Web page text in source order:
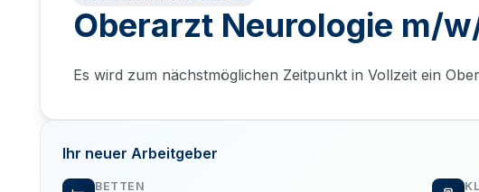
Oberarzt Neurologie m/
Es wird zum nächstmöglichen Zeitpunkt in Vollzeit ein
Ihr neuer Arbeitgeber
BETTEN